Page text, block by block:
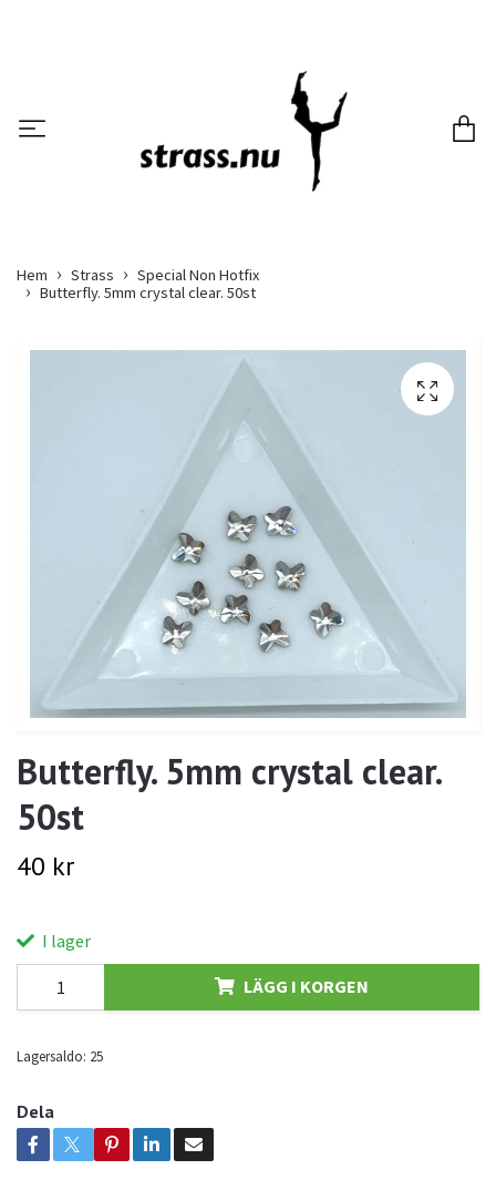
Hem Strass
Special Non Hotfix
Butterfly. 5mm crystal clear. 50st
Butterfly. 5mm crystal clear.
50st
40 kr
I lager
LÄGG I KORGEN
Lagersaldo: 25
Dela